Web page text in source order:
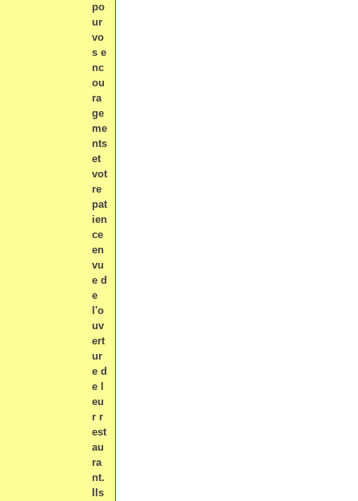
po
ur
vo
s e
nc
ou
ra
ge
me
nts
et
vot
re
pat
ien
ce
en
vu
e d
e
l'o
uv
ert
ur
e d
e l
eu
r r
est
au
ra
nt.
Ils